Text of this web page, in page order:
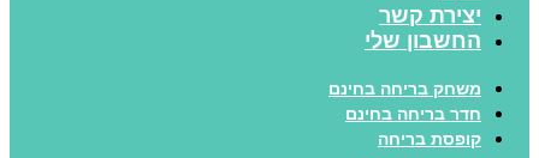
יצירת קשר
החשבון שלי
משחק בריחה בחינם
חדר בריחה בחינם
קופסת בריחה